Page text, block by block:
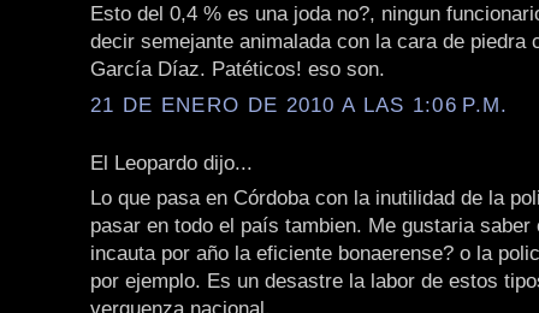
Esto del 0,4 % es una joda no?, ningun
decir semejante animalada con la cara de piedra
García Díaz. Patéticos! eso son.
21 DE ENERO DE 2010 A LAS 1:06 P.M.
El Leopardo dijo...
Lo que pasa en Córdoba con la inutilidad de la
pasar en todo el país tambien. Me gustaria saber
incauta por año la eficiente bonaerense? o la
por ejemplo. Es un desastre la labor de estos